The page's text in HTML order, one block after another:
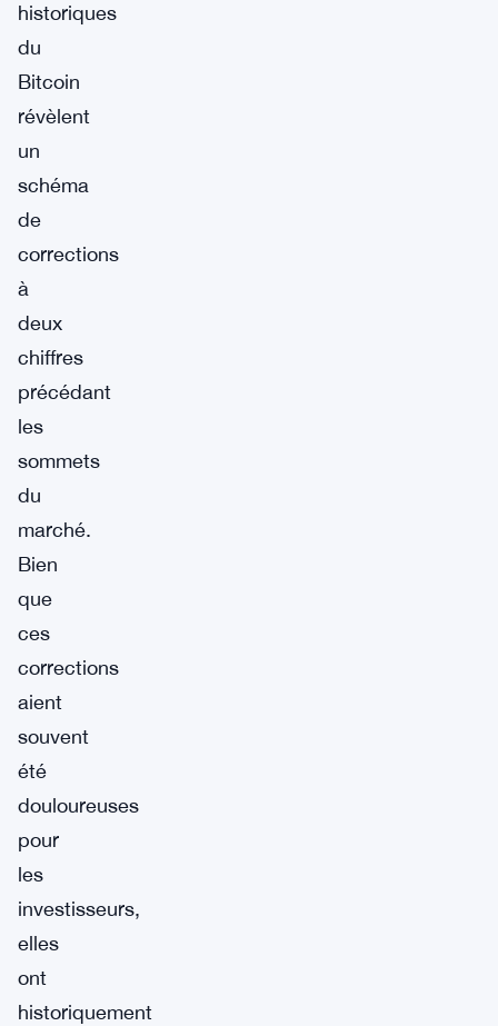
historiques
du
Bitcoin
révèlent
un
schéma
de
corrections
à
deux
chiffres
précédant
les
sommets
du
marché.
Bien
que
ces
corrections
aient
souvent
été
douloureuses
pour
les
investisseurs,
elles
ont
historiquement